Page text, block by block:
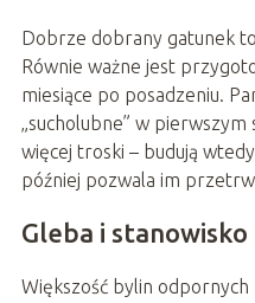
Dobrze dobrany gatunek
Równie ważne jest
miesiące po posadzeniu.
„sucholubne” w
więcej troski – budują
później pozwala im
Gleba i stanowisko
Większość bylin odpornych